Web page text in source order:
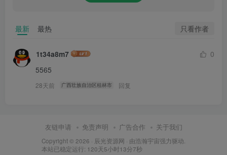
最新 最热 只看作者
1t34a8m7
0
5565
28天前 广西壮族自治区桂林市 回复
友链申请 免责声明 广告合作 关于我们
Copyright © 2026 · 辰光资源网 · 由浩瀚宇宙强力驱动.
本站已稳定运行: 120天5小时13分8秒